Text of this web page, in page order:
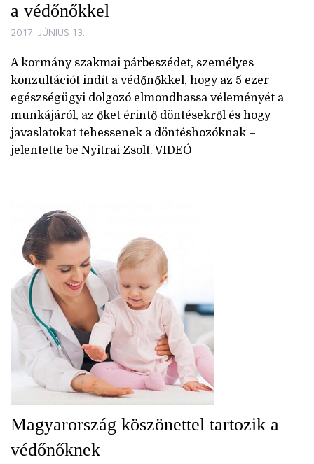
a védőnőkkel
2017. JÚNIUS 13.
A kormány szakmai párbeszédet, személyes
konzultációt indít a védőnőkkel, hogy az 5 ezer
egészségügyi dolgozó elmondhassa véleményét a
munkájáról, az őket érintő döntésekről és hogy
javaslatokat tehessenek a döntéshozóknak –
jelentette be Nyitrai Zsolt. VIDEÓ
Magyarország köszönettel tartozik a
védőnőknek